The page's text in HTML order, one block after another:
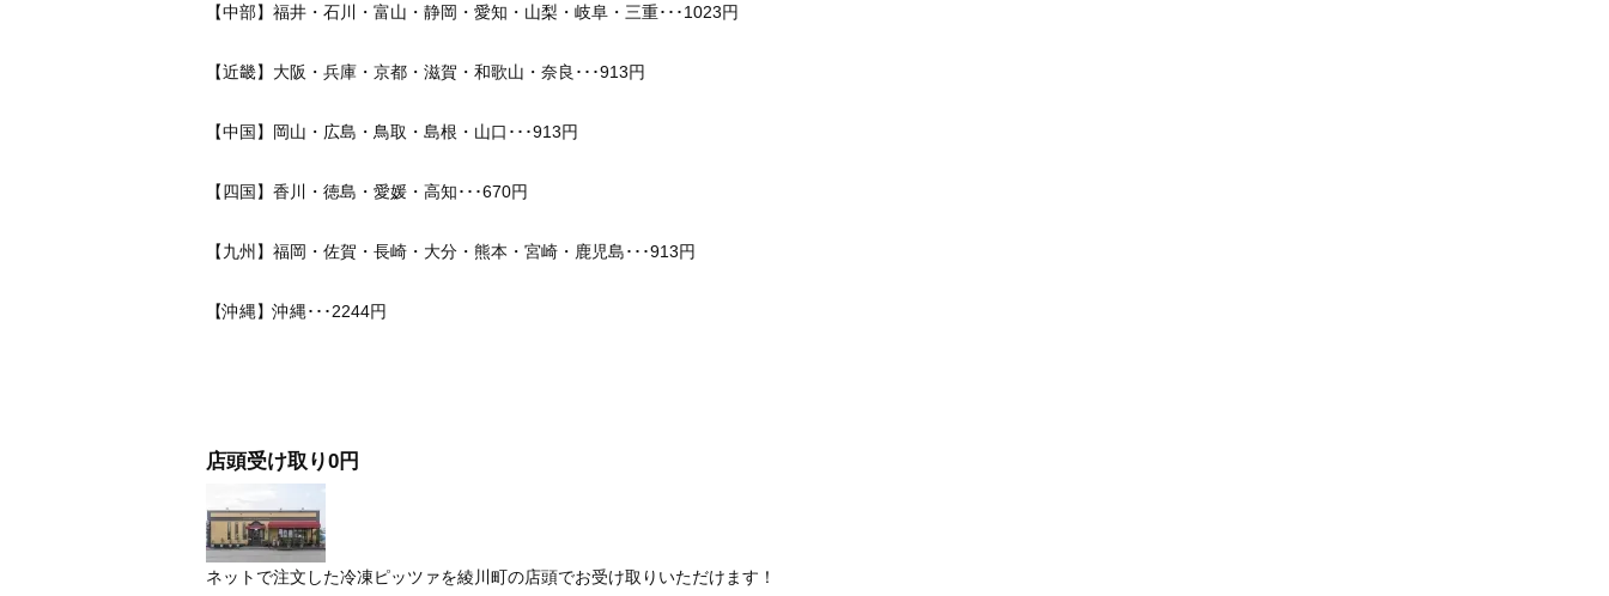
【中部】福井・石川・富山・静岡・愛知・山梨・岐阜・三重･･･1023円
【近畿】大阪・兵庫・京都・滋賀・和歌山・奈良･･･913円
【中国】岡山・広島・鳥取・島根・山口･･･913円
【四国】香川・徳島・愛媛・高知･･･670円
【九州】福岡・佐賀・長崎・大分・熊本・宮崎・鹿児島･･･913円
【沖縄】沖縄･･･2244円
店頭受け取り0円
ネットで注文した冷凍ピッツァを綾川町の店頭でお受け取りいただけます！